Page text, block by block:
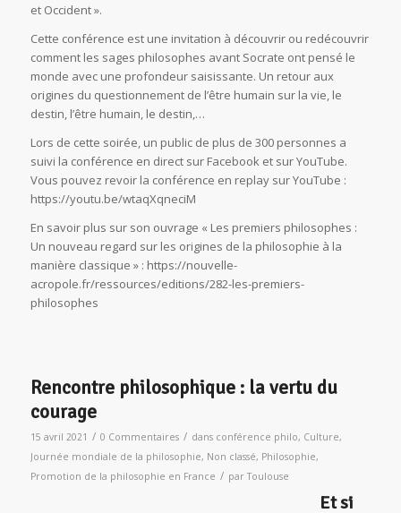
et Occident ».
Cette conférence est une invitation à découvrir ou redécouvrir
comment les sages philosophes avant Socrate ont pensé le
monde avec une profondeur saisissante. Un retour aux
origines du questionnement de l’être humain sur la vie, le
destin, l’être humain, le destin,…
Lors de cette soirée, un public de plus de 300 personnes a
suivi la conférence en direct sur Facebook et sur YouTube.
Vous pouvez revoir la conférence en replay sur YouTube :
https://youtu.be/wtaqXqneciM
En savoir plus sur son ouvrage « Les premiers philosophes :
Un nouveau regard sur les origines de la philosophie à la
manière classique » : https://nouvelle-
acropole.fr/ressources/editions/282-les-premiers-
philosophes
Rencontre philosophique : la vertu du
courage
15 avril 2021 / 0 Commentaires / dans conférence philo, Culture,
Journée mondiale de la philosophie, Non classé, Philosophie,
Promotion de la philosophie en France / parToulouse
Et si